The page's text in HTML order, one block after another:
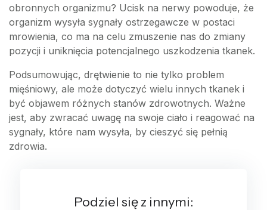
obronnych organizmu? Ucisk na nerwy powoduje, że
organizm wysyła sygnały ostrzegawcze w postaci
mrowienia, co ma na celu zmuszenie nas do zmiany
pozycji i uniknięcia potencjalnego uszkodzenia tkanek.
Podsumowując, drętwienie to nie tylko problem
mięśniowy, ale może dotyczyć wielu innych tkanek i
być objawem różnych stanów zdrowotnych. Ważne
jest, aby zwracać uwagę na swoje ciało i reagować na
sygnały, które nam wysyła, by cieszyć się pełnią
zdrowia.
Podziel się z innymi: